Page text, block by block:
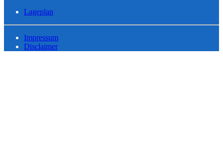
Lageplan
Impressum
Disclaimer